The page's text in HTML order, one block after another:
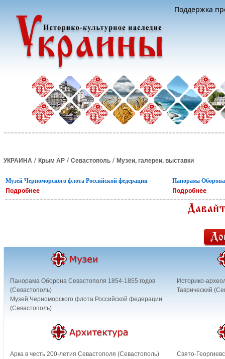
Поддержка
УКРАИНА / Крым АР / Севастополь / Музеи, галереи, выставки
Музей Черноморского флота Российской федерации
Подробнее
Панорама Оборона
Подробнее
Панорама Оборона Севастополя 1854-1855 годов
(Севастополь)
Музей Черноморского флота Российской федерации
(Севастополь)
Историко-
Таврический
Арка в честь 200-летия Севастополя (Севастополь)
Свято-